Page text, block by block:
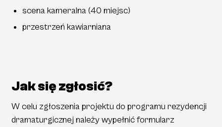
scena kameralna (40 miejsc)
przestrzeń kawiarniana
Jak się zgłosić?
W celu zgłoszenia projektu do programu rezydencji
dramaturgicznej należy wypełnić formularz